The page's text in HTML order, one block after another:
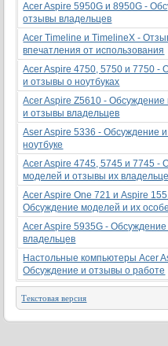
Acer Aspire 5950G и 8950G -
отзывы владельцев
Acer Timeline и TimelineX -
впечатления от использования
Acer Aspire 4750, 5750 и 7750 -
и отзывы о ноутбуках
Acer Aspire Z5610 - Обсуждение
и отзывы владельцев
Aser Aspire 5336 - Обсуждение
ноутбуке
Acer Aspire 4745, 5745 и 7745 -
моделей и отзывы их
Acer Aspire One 721 и Aspire
Обсуждение моделей и их
Acer Aspire 5935G -
владельцев
Настольные компьютеры Acer
Обсуждение и отзывы о работе
Текстовая версия